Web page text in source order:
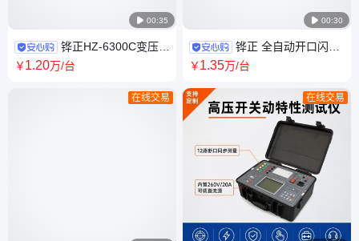
 00:35
铧正HZ-6300C变压器
容量特性测试仪液晶彩屏木箱
￥1.20万/台
在线交易
 00:30
铧正 全自动开口闪点
测试仪石油产品闪点测定仪
￥1.35万/台
在线交易